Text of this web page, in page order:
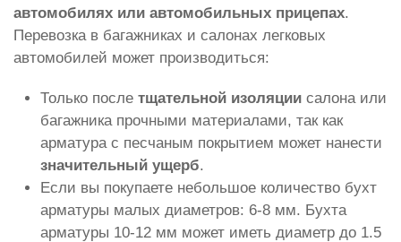
автомобилях или автомобильных прицепах.
Перевозка в багажниках и салонах легковых
автомобилей может производиться:
Только после тщательной изоляции салона или
багажника прочными материалами, так как
арматура с песчаным покрытием может нанести
значительный ущерб.
Если вы покупаете небольшое количество бухт
арматуры малых диаметров: 6-8 мм. Бухта
арматуры 10-12 мм может иметь диаметр до 1.5